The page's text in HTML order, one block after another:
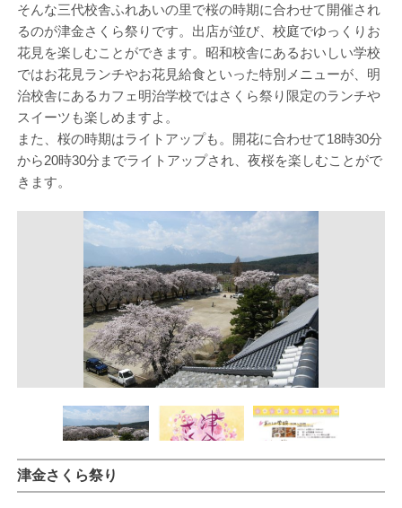
そんな三代校舎ふれあいの里で桜の時期に合わせて開催され
るのが津金さくら祭りです。出店が並び、校庭でゆっくりお
花見を楽しむことができます。昭和校舎にあるおいしい学校
ではお花見ランチやお花見給食といった特別メニューが、明
治校舎にあるカフェ明治学校ではさくら祭り限定のランチや
スイーツも楽しめますよ。
また、桜の時期はライトアップも。開花に合わせて18時30分
から20時30分までライトアップされ、夜桜を楽しむことがで
きます。
津金さくら祭り